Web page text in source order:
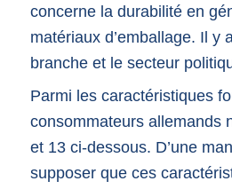
concerne la durabilité en
matériaux d’emballage. Il y
branche et le secteur
Parmi les caractéristiques
consommateurs allemands
et 13 ci-dessous. D’une
supposer que ces